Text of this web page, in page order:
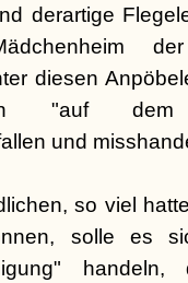
derartige
der
diesen
"auf dem
und
so viel
solle es